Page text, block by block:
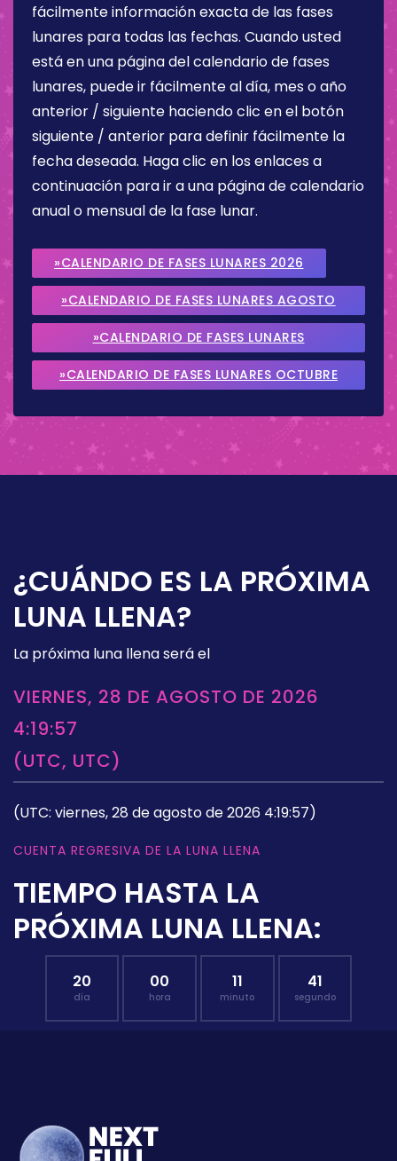
fácilmente información exacta de las fases
lunares para todas las fechas. Cuando usted
está en una página del calendario de fases
lunares, puede ir fácilmente al día, mes o año
anterior / siguiente haciendo clic en el botón
siguiente / anterior para definir fácilmente la
fecha deseada. Haga clic en los enlaces a
continuación para ir a una página de calendario
anual o mensual de la fase lunar.
»CALENDARIO DE FASES LUNARES 2026
»CALENDARIO DE FASES LUNARES AGOSTO
2026
»CALENDARIO DE FASES LUNARES
SEPTIEMBRE 2026
»CALENDARIO DE FASES LUNARES OCTUBRE
¿CUÁNDO ES LA PRÓXIMA
LUNA LLENA?
La próxima luna llena será el
VIERNES, 28 DE AGOSTO DE 2026
4:19:57
(UTC, UTC)
(UTC: viernes, 28 de agosto de 2026 4:19:57)
CUENTA REGRESIVA DE LA LUNA LLENA
TIEMPO HASTA LA
PRÓXIMA LUNA LLENA:
20
día
00
hora
11
minuto
40
segundo